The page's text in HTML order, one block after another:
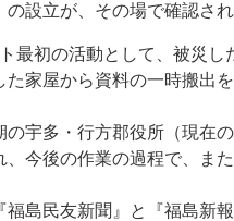
の設立が、その場で確認さ
最初の活動として、被災
家屋から資料の一時搬出
宇多・行方郡役所（現在
今後の作業の過程で、ま
島民友新聞』と『福島新